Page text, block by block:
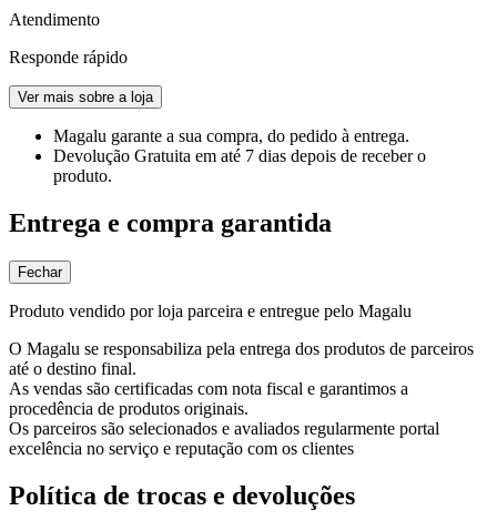
Atendimento
Responde rápido
Ver mais sobre a loja
Magalu garante a sua compra, do pedido à entrega.
Devolução Gratuita em até 7 dias depois de receber o
produto.
Entrega e compra garantida
Fechar
Produto vendido por loja parceira e entregue pelo Magalu
O Magalu se responsabiliza pela entrega dos produtos de parceiros
até o destino final.
As vendas são certificadas com nota fiscal e garantimos a
procedência de produtos originais.
Os parceiros são selecionados e avaliados regularmente portal
excelência no serviço e reputação com os clientes
Política de trocas e devoluções